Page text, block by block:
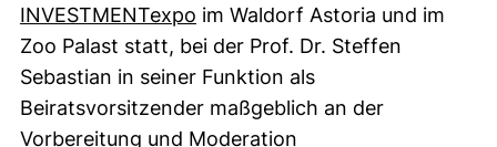
INVESTMENTexpo (externer Link, öffnet neues
im Waldorf Astoria und im
Zoo Palast statt, bei der Prof. Dr. Steffen
Sebastian in seiner Funktion als
Beiratsvorsitzender maßgeblich an der
Vorbereitung und Moderation